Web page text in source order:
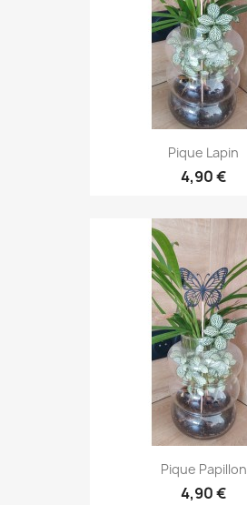
Pique Lapin
4,90 €
Pique Papillon
4,90 €